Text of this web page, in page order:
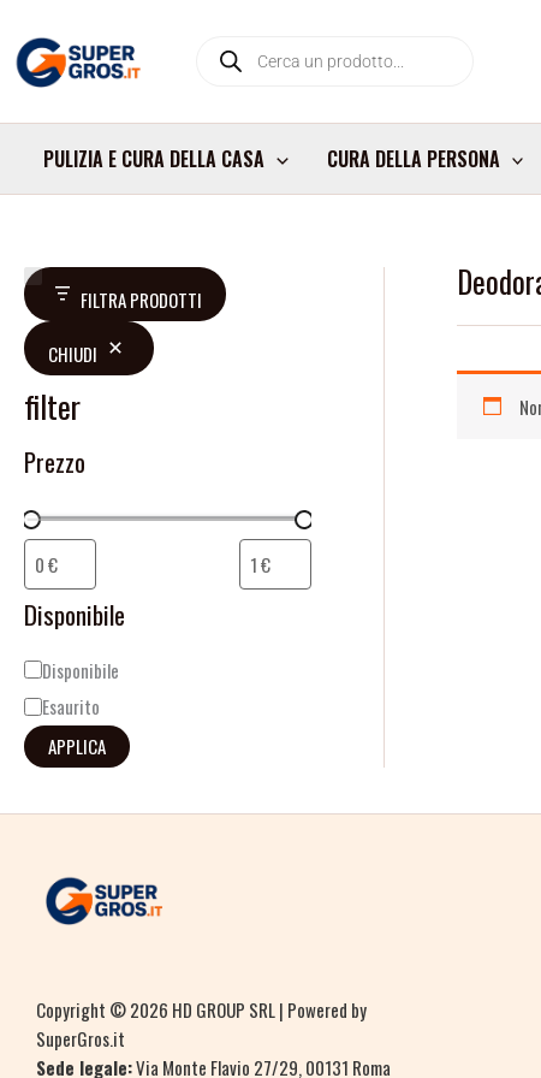
contenuto
search
PULIZIA E CURA DELLA CASA CURA DELLA PERSONA
FILTRA PRODOTTI
CHIUDI
filter
Prezzo
Disponibile
D
s
p
o
n
b
l
t
à
Disponibile
Esaurito
APPLICA
Copyright © 2026 HD GROUP SRL | Powered by
SuperGros.it
Sede legale:Via Monte Flavio 27/29, 00131 Roma